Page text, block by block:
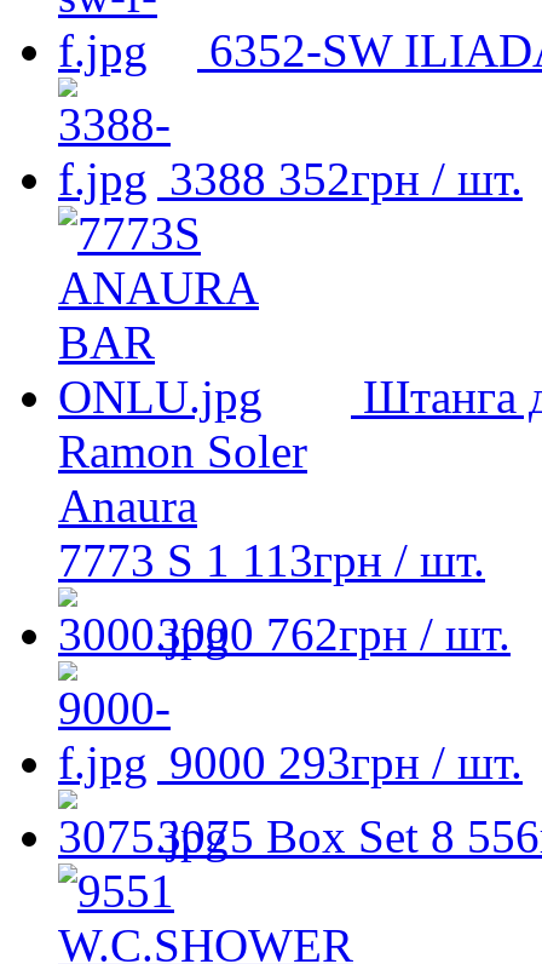
6352-SW
3388 352грн / шт.
Штанга
Ramon Soler
Anaura
7773 S 1 113грн / шт.
3000 762грн / шт.
9000 293грн / шт.
3075 Box Set 8 556